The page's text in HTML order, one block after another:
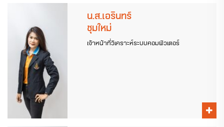
น.ส.เอรินทร์
ชุมใหม่
เจ้าหน้าที่วิเคราะห์ระบบคอมพิวเตอร์